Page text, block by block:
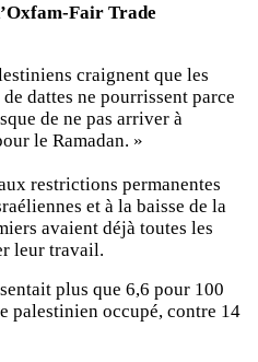
Fair Trade
craignent que les
dattes ne pourrissent parce
de ne pas arriver à
le Ramadan. »
restrictions permanentes
et à la baisse de la
avaient déjà toutes les
leur travail.
plus que 6,6 pour 100
palestinien occupé, contre 14